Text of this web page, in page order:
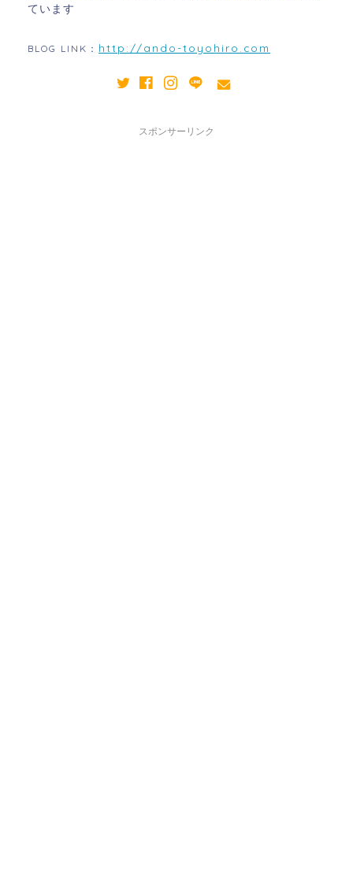
ています
BLOG LINK： http://ando-toyohiro.com
スポンサーリンク